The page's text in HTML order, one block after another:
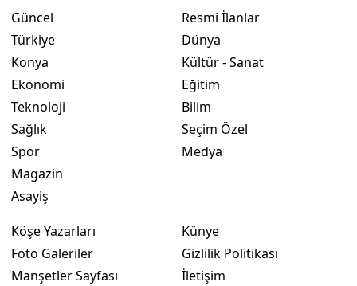
Güncel
Türkiye
Konya
Ekonomi
Teknoloji
Sağlık
Spor
Magazin
Asayiş
Resmi İlanlar
Dünya
Kültür - Sanat
Eğitim
Bilim
Seçim Özel
Medya
Köşe Yazarları
Foto Galeriler
Manşetler Sayfası
Künye
Gizlilik Politikası
İletişim